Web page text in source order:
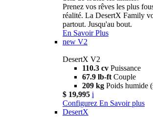
Prenez vos rêves les plus
réalité. La DesertX Family
partout. Jusqu'au bout.
En Savoir Plus
new V2
DesertX V2
110.3 cv Puissance
67.9 lb-ft Couple
209 kg Poids humide
$ 19,995 i
Configurez En Savoir plus
DesertX